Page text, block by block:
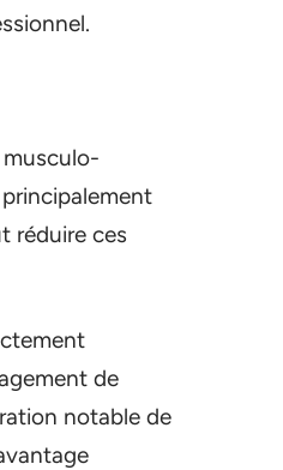
musculo-
réduire ces
de
notable de